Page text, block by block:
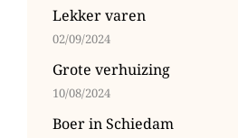
Lekker varen
02/09/2024
Grote verhuizing
10/08/2024
Boer in Schiedam